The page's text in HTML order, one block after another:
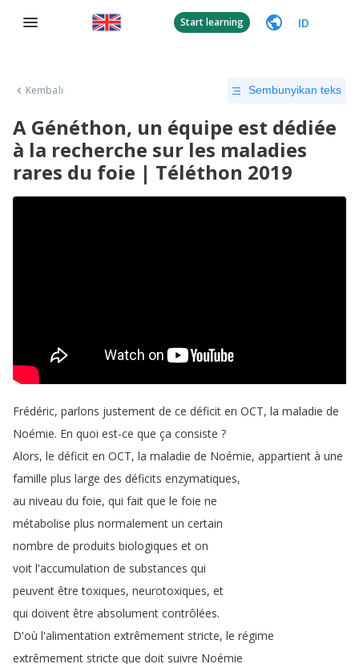
Start learning ID
Kembali Sembunyikan teks
A Généthon, un équipe est dédiée
à la recherche sur les maladies
rares du foie | Téléthon 2019
Frédéric, parlons justement de ce déficit en OCT, la maladie de
Noémie. En quoi est-ce que ça consiste ?
Alors, le déficit en OCT, la maladie de Noémie, appartient à une
famille plus large des déficits enzymatiques,
au niveau du foie, qui fait que le foie ne
métabolise plus normalement un certain
nombre de produits biologiques et on
voit l'accumulation de substances qui
peuvent être toxiques, neurotoxiques, et
qui doivent être absolument contrôlées.
D'où l'alimentation extrêmement stricte, le régime
extrêmement stricte que doit suivre Noémie